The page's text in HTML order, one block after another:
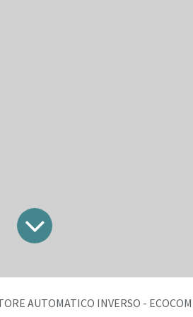
AUTOMATICO INVERSO -